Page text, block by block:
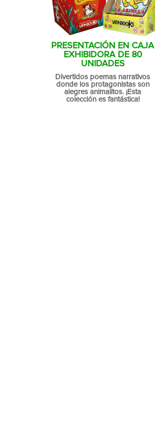
PRESENTACIÓN EN CAJA
EXHIBIDORA DE 80
UNIDADES
Divertidos poemas narrativos
donde los protagonistas son
alegres animalitos. ¡Esta
colección es fantástica!